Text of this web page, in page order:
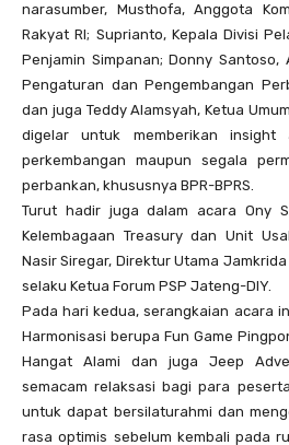
narasumber, Musthofa, Anggota
Rakyat RI; Suprianto, Kepala Divisi
Penjamin Simpanan; Donny Santoso,
Pengaturan dan Pengembangan
dan juga Teddy Alamsyah, Ketua
digelar untuk memberikan
perkembangan maupun segala
perbankan, khususnya BPR-BPRS.
Turut hadir juga dalam acara Ony
Kelembagaan Treasury dan Unit
Nasir Siregar, Direktur Utama
selaku Ketua Forum PSP Jateng-DIY.
Pada hari kedua, serangkaian acara
Harmonisasi berupa Fun Game
Hangat Alami dan juga Jeep
semacam relaksasi bagi para
untuk dapat bersilaturahmi dan
rasa optimis sebelum kembali pada